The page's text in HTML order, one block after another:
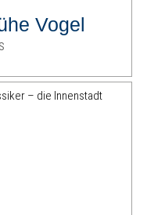
Vogel